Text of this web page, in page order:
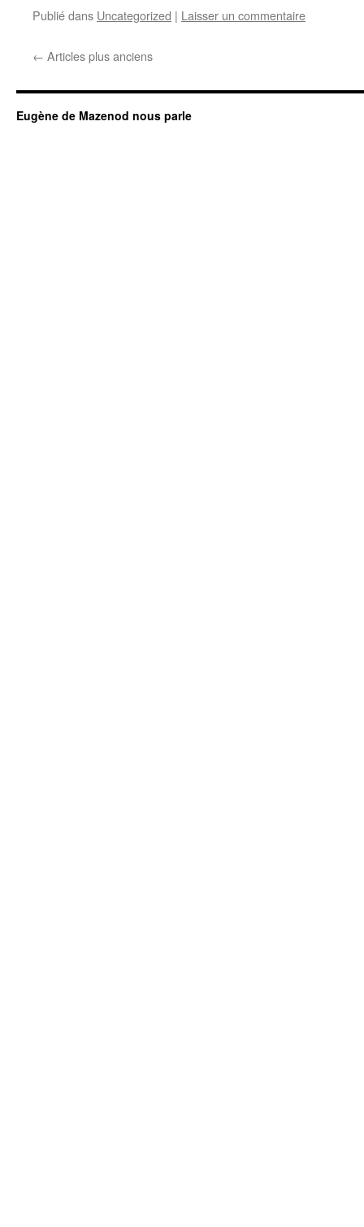
Publié dans Uncategorized | Laisser un commentaire
← Articles plus anciens
Eugène de Mazenod nous parle